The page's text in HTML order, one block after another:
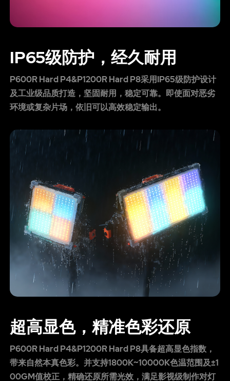
IP65级防护，经久耐用
P600R Hard P4&P1200R Hard P8采用IP65级防护设计
及工业级品质打造，坚固耐用，稳定可靠。即使面对恶劣
环境或复杂片场，依旧可以高效稳定输出。
超高显色，精准色彩还原
P600R Hard P4&P1200R Hard P8具备超高显色指数，
带来自然本真色彩。并支持1800K~10000K色温范围及±1
00GM值校正，精确还原所需光效，满足影视级制作对灯